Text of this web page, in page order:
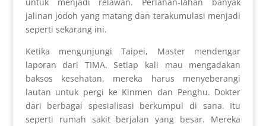
jalinan jodoh yang matang dan terakumulasi menjadi
seperti sekarang ini.
Ketika mengunjungi Taipei, Master mendengar
laporan dari TIMA. Setiap kali mau mengadakan
baksos kesehatan, mereka harus menyeberangi
lautan untuk pergi ke Kinmen dan Penghu. Dokter
dari berbagai spesialisasi berkumpul di sana. Itu
seperti rumah sakit berjalan yang besar. Mereka